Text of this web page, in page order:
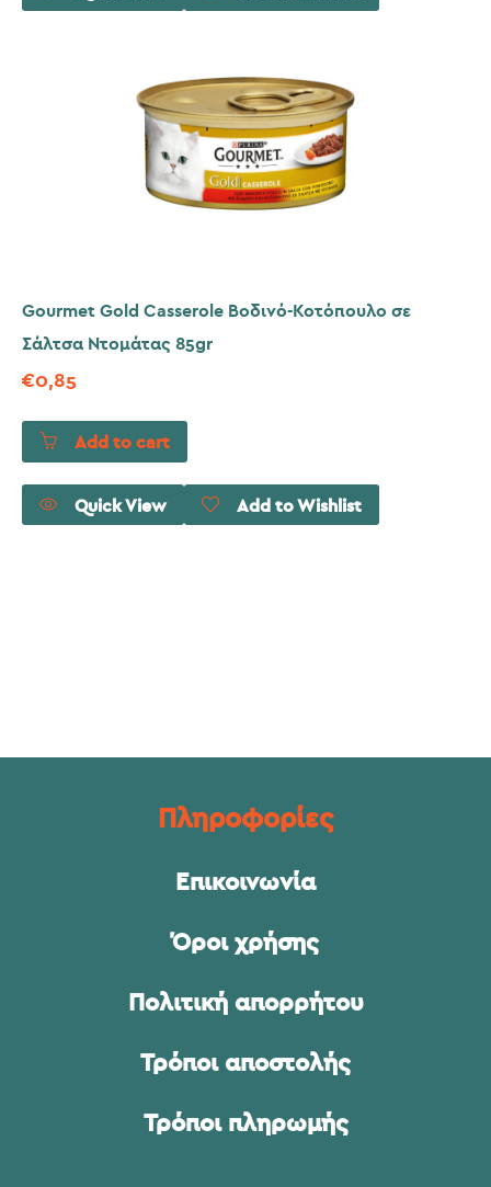
Gourmet Gold Casserole Βοδινό-Κοτόπουλο σε
Σάλτσα Ντομάτας 85gr
€0,85
Add to cart
Quick View Add to Wishlist
Πληροφορίες
Επικοινωνία
Όροι χρήσης
Πολιτική απορρήτου
Τρόποι αποστολής
Τρόποι πληρωμής